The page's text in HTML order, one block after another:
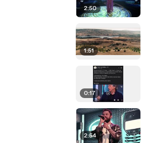
2:50
1:51
0:17
2:54